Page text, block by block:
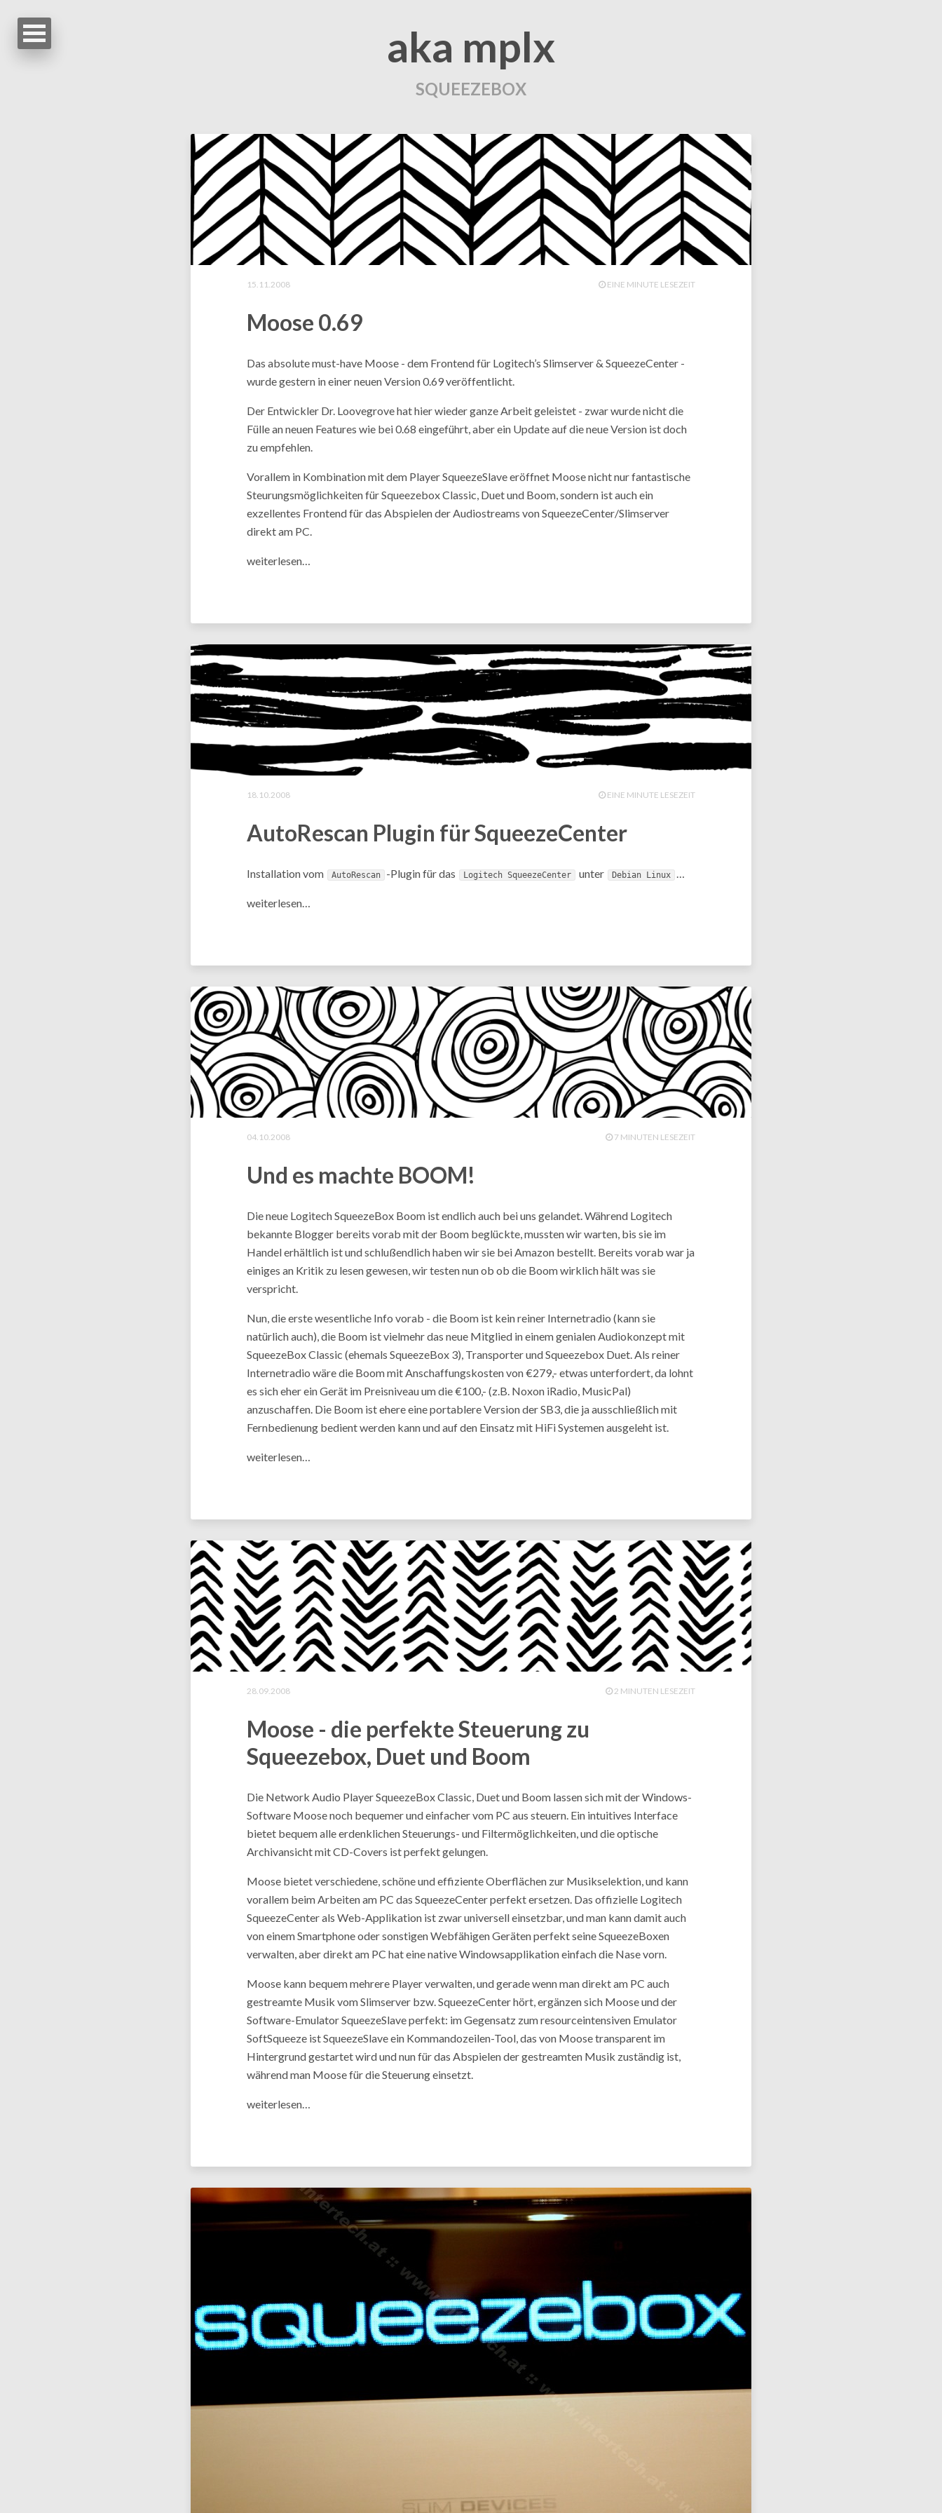
aka mplx
SQUEEZEBOX
15.11.2008 EINE MINUTE LESEZEIT
Moose 0.69
Das absolute must-have Moose - dem Frontend für Logitech’s Slimserver & SqueezeCenter -
wurde gestern in einer neuen Version 0.69 veröffentlicht.
Der Entwickler Dr. Loovegrove hat hier wieder ganze Arbeit geleistet - zwar wurde nicht die
Fülle an neuen Features wie bei 0.68 eingeführt, aber ein Update auf die neue Version ist doch
zu empfehlen.
Vorallem in Kombination mit dem Player SqueezeSlave eröffnet Moose nicht nur fantastische
Steurungsmöglichkeiten für Squeezebox Classic, Duet und Boom, sondern ist auch ein
exzellentes Frontend für das Abspielen der Audiostreams von SqueezeCenter/Slimserver
direkt am PC.
weiterlesen…
18.10.2008 EINE MINUTE LESEZEIT
AutoRescan Plugin für SqueezeCenter
Installation vom AutoRescan -Plugin für das Logitech SqueezeCenter unter Debian Linux …
weiterlesen…
04.10.2008 7 MINUTEN LESEZEIT
Und es machte BOOM!
Die neue Logitech SqueezeBox Boom ist endlich auch bei uns gelandet. Während Logitech
bekannte Blogger bereits vorab mit der Boom beglückte, mussten wir warten, bis sie im
Handel erhältlich ist und schlußendlich haben wir sie bei Amazon bestellt. Bereits vorab war ja
einiges an Kritik zu lesen gewesen, wir testen nun ob ob die Boom wirklich hält was sie
verspricht.
Nun, die erste wesentliche Info vorab - die Boom ist kein reiner Internetradio (kann sie
natürlich auch), die Boom ist vielmehr das neue Mitglied in einem genialen Audiokonzept mit
SqueezeBox Classic (ehemals SqueezeBox 3), Transporter und Squeezebox Duet. Als reiner
Internetradio wäre die Boom mit Anschaffungskosten von €279,- etwas unterfordert, da lohnt
es sich eher ein Gerät im Preisniveau um die €100,- (z.B. Noxon iRadio, MusicPal)
anzuschaffen. Die Boom ist ehere eine portablere Version der SB3, die ja ausschließlich mit
Fernbedienung bedient werden kann und auf den Einsatz mit HiFi Systemen ausgeleht ist.
weiterlesen…
28.09.2008 2 MINUTEN LESEZEIT
Moose - die perfekte Steuerung zu
Squeezebox, Duet und Boom
Die Network Audio Player SqueezeBox Classic, Duet und Boom lassen sich mit der Windows-
Software Moose noch bequemer und einfacher vom PC aus steuern. Ein intuitives Interface
bietet bequem alle erdenklichen Steuerungs- und Filtermöglichkeiten, und die optische
Archivansicht mit CD-Covers ist perfekt gelungen.
Moose bietet verschiedene, schöne und effiziente Oberflächen zur Musikselektion, und kann
vorallem beim Arbeiten am PC das SqueezeCenter perfekt ersetzen. Das offizielle Logitech
SqueezeCenter als Web-Applikation ist zwar universell einsetzbar, und man kann damit auch
von einem Smartphone oder sonstigen Webfähigen Geräten perfekt seine SqueezeBoxen
verwalten, aber direkt am PC hat eine native Windowsapplikation einfach die Nase vorn.
Moose kann bequem mehrere Player verwalten, und gerade wenn man direkt am PC auch
gestreamte Musik vom Slimserver bzw. SqueezeCenter hört, ergänzen sich Moose und der
Software-Emulator SqueezeSlave perfekt: im Gegensatz zum resourceintensiven Emulator
SoftSqueeze ist SqueezeSlave ein Kommandozeilen-Tool, das von Moose transparent im
Hintergrund gestartet wird und nun für das Abspielen der gestreamten Musik zuständig ist,
während man Moose für die Steuerung einsetzt.
weiterlesen…